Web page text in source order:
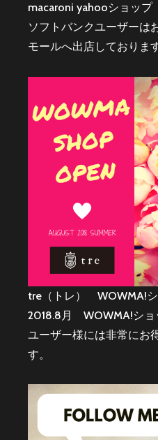
macaroni yahooショップ
ソフトバンクユーザーは
モールへ出店しております
tre（トレ） WOWMA!
2018.8月 WOWMA!ショ
ユーザー様には非常にお
す。